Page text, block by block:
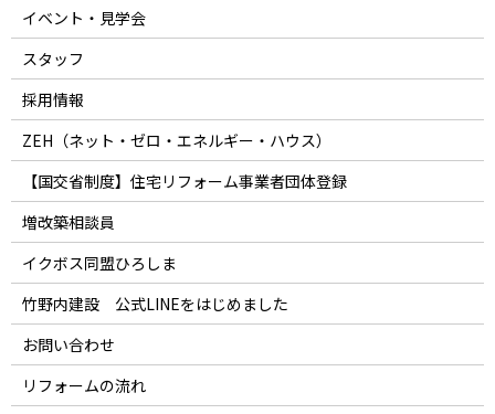
イベント・見学会
スタッフ
採用情報
ZEH（ネット・ゼロ・エネルギー・ハウス）
【国交省制度】住宅リフォーム事業者団体登録
増改築相談員
イクボス同盟ひろしま
竹野内建設 公式LINEをはじめました
お問い合わせ
リフォームの流れ